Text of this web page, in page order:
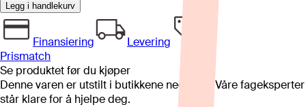
Legg i handlekurv
Finansiering
Levering
Prismatch
Se produktet før du kjøper
Denne varen er utstilt i butikkene nedenfor. Våre fageksperter
står klare for å hjelpe deg.